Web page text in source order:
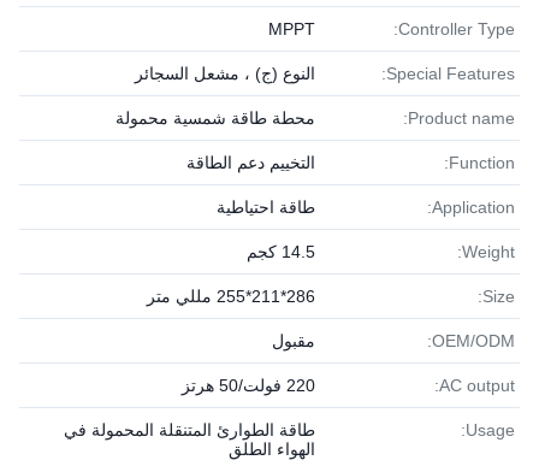
Controller Type:
MPPT
Special Features: النوع (ج) ، مشعل السجائر
Product name: محطة طاقة شمسية محمولة
Function: التخييم دعم الطاقة
Application: طاقة احتياطية
Weight: 14.5 كجم
Size: 286*211*255 مللي متر
OEM/ODM: مقبول
AC output: 220 فولت/50 هرتز
Usage:
طاقة الطوارئ المتنقلة المحمولة في
الهواء الطلق